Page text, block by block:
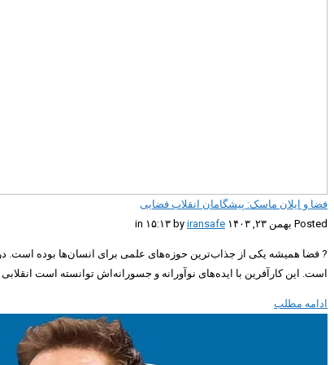
فضا و ایلان ماسک: پیشگامان انقلاب فضایی
Posted بهمن ۲۳, ۱۴۰۳ in ۱۵:۱۳ by
iransafe
? فضا همیشه یکی از جذاب‌ترین حوزه‌های علمی برای انسان‌ها بوده است.
است. این کارآفرین با ایده‌های نوآورانه و جسورانه‌اش توانسته است
ادامه مطلب